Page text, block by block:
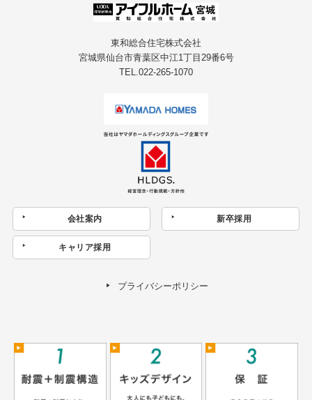
東和総合住宅株式会社
宮城県仙台市青葉区中江1丁目29番6号
TEL.022-265-1070
会社案内 新卒採用
キャリア採用
プライバシーポリシー